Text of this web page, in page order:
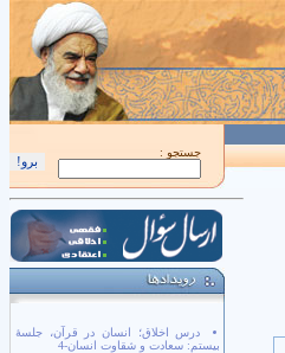
جستجو :
درس اخلاق؛ انسان در قرآن، جلسۀ
بیستم: سعادت و شقاوت انسان-4